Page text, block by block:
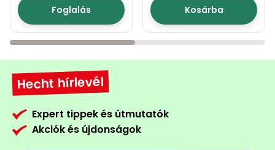
Foglalás Kosárba
Hecht hírlevél
Expert tippek és útmutatók
Akciók és újdonságok